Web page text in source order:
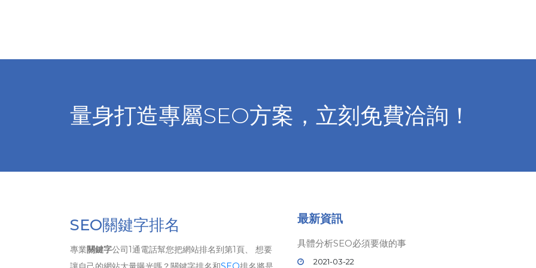
量身打造專屬SEO方案，立刻免費洽詢！
SEO關鍵字排名
專業關鍵字公司1通電話幫您把網站排名到第1頁、 想要
最新資訊
具體分析SEO必須要做的事
2021-03-22